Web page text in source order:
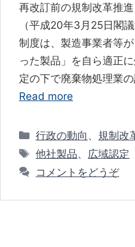
再改訂前の規制改革推
（平成20年3月25日閣
制度は、製造事業者等
った製品」を自ら適正
定の下で廃棄物処理業
Read more
カ
テ
ゴ
リ
行政の動向 、 規制改
タ
他社製品、 広域認定
コメントをどうぞ